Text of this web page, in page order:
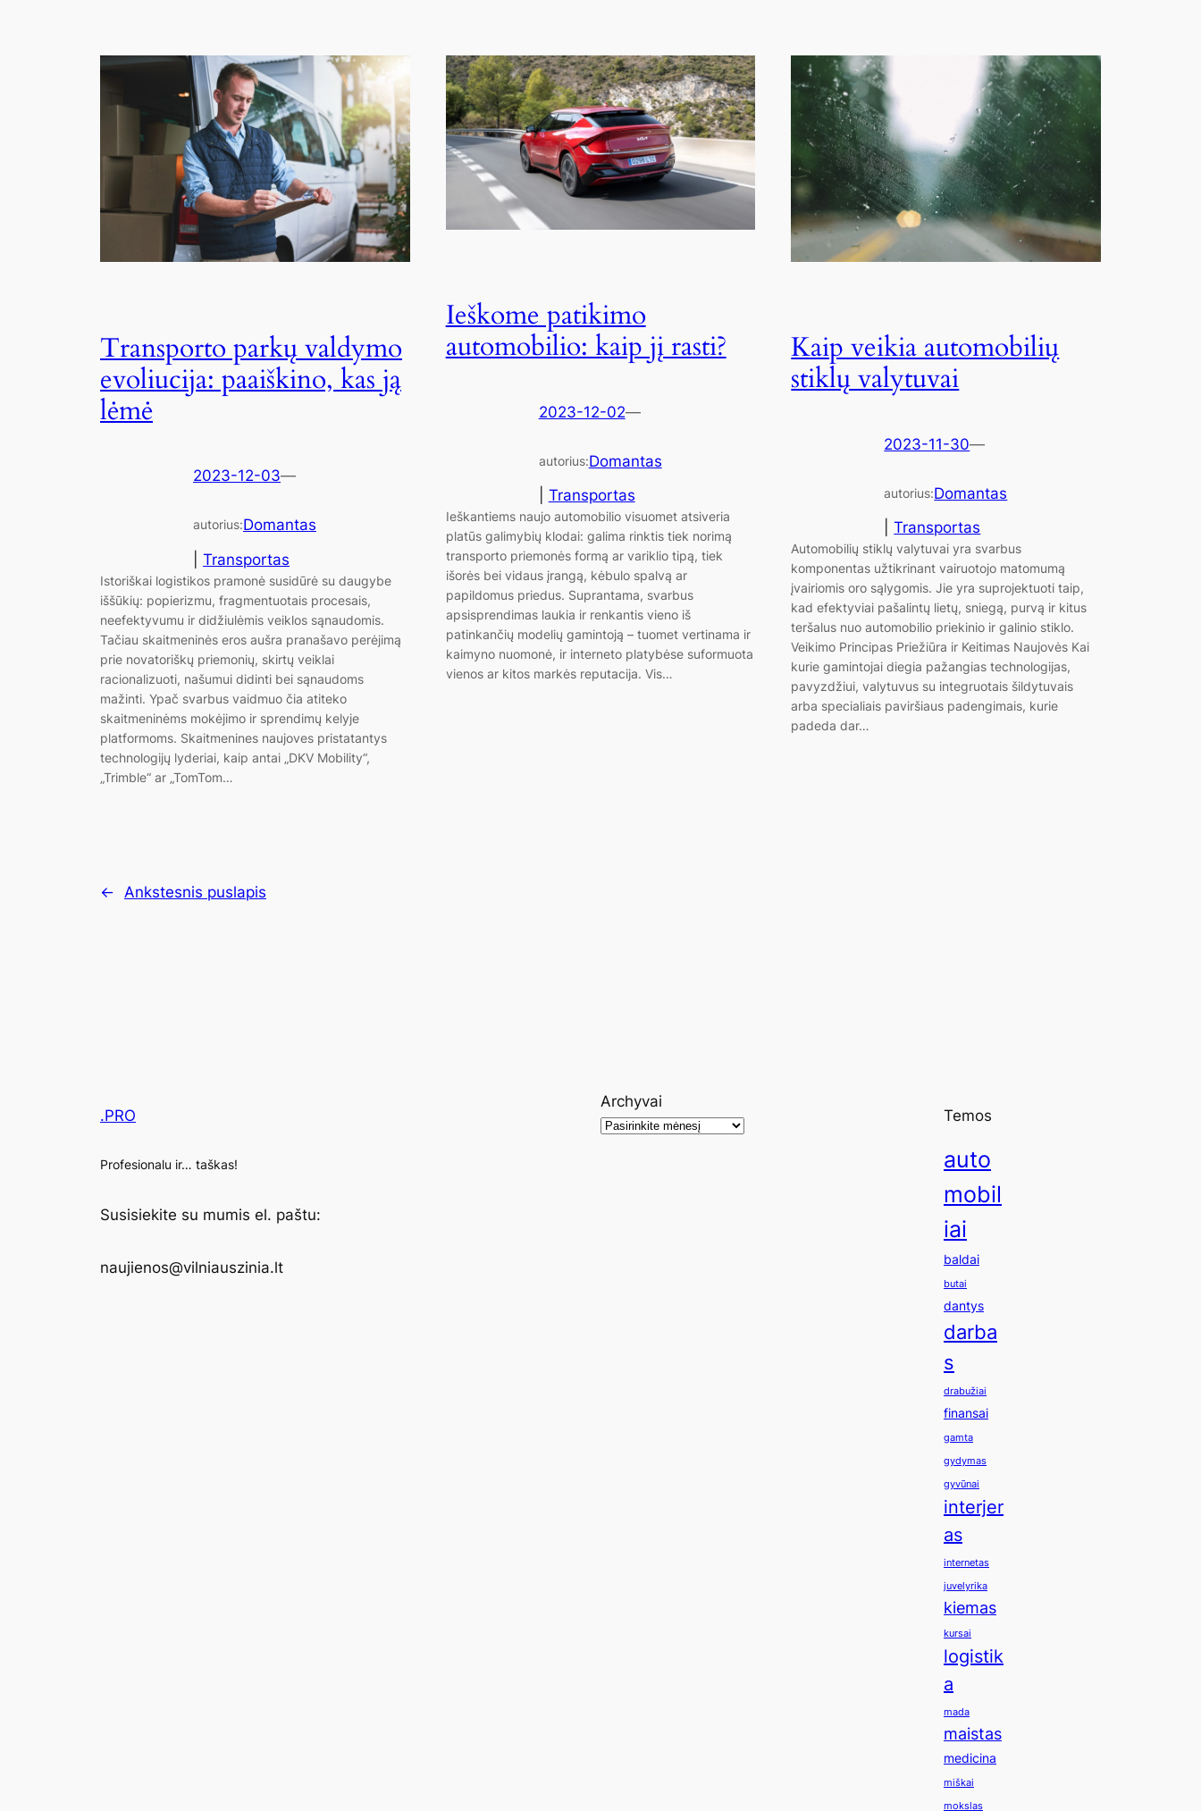
Transporto parkų valdymo
evoliucija: paaiškino, kas ją
lėmė
2023-12-03—
autorius:Domantas
Transportas
Istoriškai logistikos pramonė susidūrė su daugybe
iššūkių: popierizmu, fragmentuotais procesais,
neefektyvumu ir didžiulėmis veiklos sąnaudomis.
Tačiau skaitmeninės eros aušra pranašavo perėjimą
prie novatoriškų priemonių, skirtų veiklai
racionalizuoti, našumui didinti bei sąnaudoms
mažinti. Ypač svarbus vaidmuo čia atiteko
skaitmeninėms mokėjimo ir sprendimų kelyje
platformoms. Skaitmenines naujoves pristatantys
technologijų lyderiai, kaip antai „DKV Mobility“,
„Trimble“ ar „TomTom…
Ieškome patikimo
automobilio: kaip jį rasti?
2023-12-02—
autorius:Domantas
Transportas
Ieškantiems naujo automobilio visuomet atsiveria
platūs galimybių klodai: galima rinktis tiek norimą
transporto priemonės formą ar variklio tipą, tiek
išorės bei vidaus įrangą, kėbulo spalvą ar
papildomus priedus. Suprantama, svarbus
apsisprendimas laukia ir renkantis vieno iš
patinkančių modelių gamintoją – tuomet vertinama ir
kaimyno nuomonė, ir interneto platybėse suformuota
vienos ar kitos markės reputacija. Vis…
Kaip veikia automobilių
stiklų valytuvai
2023-11-30—
autorius:Domantas
|Transportas
Automobilių stiklų valytuvai yra svarbus
komponentas užtikrinant vairuotojo matomumą
įvairiomis oro sąlygomis. Jie yra suprojektuoti taip,
kad efektyviai pašalintų lietų, sniegą, purvą ir kitus
teršalus nuo automobilio priekinio ir galinio stiklo.
Veikimo Principas Priežiūra ir Keitimas Naujovės Kai
kurie gamintojai diegia pažangias technologijas,
pavyzdžiui, valytuvus su integruotais šildytuvais
arba specialiais paviršiaus padengimais, kurie
padeda dar…
← Ankstesnis puslapis
.PRO
Profesionalu ir… taškas!
Susisiekite su mumis el. paštu:
naujienos@vilniauszinia.lt
Archyvai
Temos
auto
mobil
iai
baldai
butai
dantys
darba
s
drabužiai
finansai
gamta
gydymas
gyvūnai
interjer
as
internetas
juvelyrika
kiemas
kursai
logistik
a
mada
maistas
medicina
miškai
mokslas